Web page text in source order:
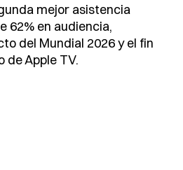
mejor asistencia
62% en audiencia,
del Mundial 2026 y el fin
de Apple TV.